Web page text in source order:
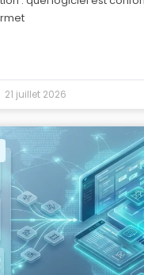
21 juillet 2026